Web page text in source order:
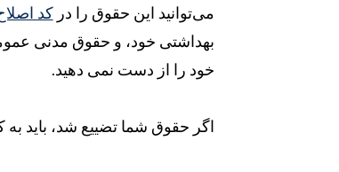
می‌توانید این حقوق را درکد اصلاح‌شده
بهداشتی خود، و حقوق مدنی
خود را از دست نمی دهید.
اگر حقوق شما تضییع شد، باید به